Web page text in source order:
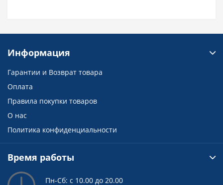
Информация
Гарантии и Возврат товара
Оплата
Правила покупки товаров
О нас
Политика конфиденциальности
Время работы
Пн-Сб: с 10.00 до 20.00